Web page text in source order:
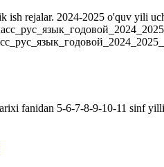
rejalar. 2024-2025 o'quv yili
fanidan 5-6-7-8-9-10-11 sinf